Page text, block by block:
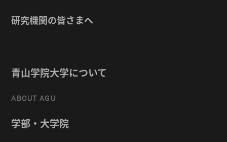
研究機関の皆さまへ
青山学院大学について
ABOUT AGU
学部・大学院